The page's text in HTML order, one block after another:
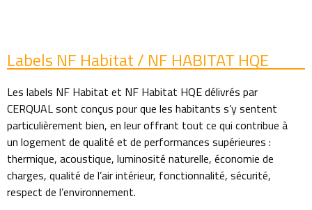
Labels NF Habitat / NF HABITAT HQE
Les labels NF Habitat et NF Habitat HQE délivrés par
CERQUAL sont conçus pour que les habitants s’y sentent
particulièrement bien, en leur offrant tout ce qui contribue à
un logement de qualité et de performances supérieures :
thermique, acoustique, luminosité naturelle, économie de
charges, qualité de l’air intérieur, fonctionnalité, sécurité,
respect de l’environnement.